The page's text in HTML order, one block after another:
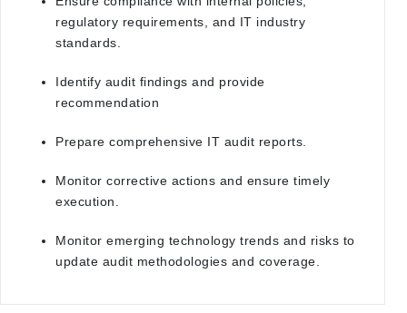
regulatory requirements, and IT industry
standards.
Identify audit findings and provide
recommendation
Prepare comprehensive IT audit reports.
Monitor corrective actions and ensure timely
execution.
Monitor emerging technology trends and risks to
update audit methodologies and coverage.